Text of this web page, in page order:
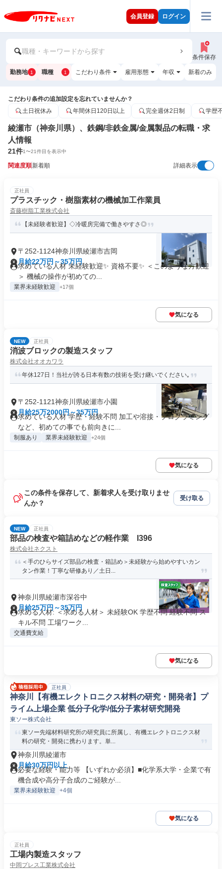
会員登録 ログイン
職種・キーワードから探す
条件保存
勤務地 1 職種 1 こだわり条件 雇用形態 年収 新着のみ
こだわり条件の追加設定を忘れていませんか？
土日祝休み
年間休日120日以上 完全週休2日制 学歴
綾瀬市（神奈川県）、鉄鋼/非鉄金属/金属製品の転職・求
人情報
21件1〜21件目を表示中
関連度順新着順 詳細表示
正社員
プラスチック・樹脂素材の機械加工作業員
斎藤樹脂工業株式会社
【未経験者歓迎】◇冷暖房完備で働きやすさ◎
〒252-1124神奈川県綾瀬市吉岡
月給22万円～35万円
求めている人材 未経験歓迎✨ 資格不要✨ ＜このような方歓迎
＞ 機械の操作が初めての...
業界未経験歓迎 +17個
気になる
NEW 正社員
消波ブロックの製造スタッフ
株式会社オオカワラ
年休127日！当社が誇る日本有数の技術を受け継いでください｡
〒252-1121神奈川県綾瀬市小園
月給25万2000円～35万円
求めている人材 学歴・経験不問 加工や溶接・プログラミング
など、初めての事でも前向きに...
制服あり 業界未経験歓迎 +24個
気になる
この条件を保存して、新着求人を受け取りませ
んか？
受け取る
NEW 正社員
部品の検査や箱詰めなどの軽作業 I396
株式会社ネクスト
＜手のひらサイズ部品の検査・箱詰め＞未経験から始めやすいカン
タン作業！丁寧な研修あり／土日...
神奈川県綾瀬市深谷中
月給25万円～35万円
求める人材: ＜求める人材＞ 未経験OK 学歴不問 経験不問 ス
キル不問 工場ワーク...
交通費支給
気になる
正社員
神奈川【有機エレクトロニクス材料の研究・開発者】プ
ライム上場企業 低分子化学/低分子素材研究開発
東ソー株式会社
東ソー先端材料研究所の研究員に所属し、有機エレクトロニクス材
料の研究・開発に携わります。単...
神奈川県綾瀬市
月給30万円以上
必要な経験・能力等 【いずれか必須】■化学系大学・企業で有
機合成や高分子合成のご経験が...
業界未経験歓迎 +4個
気になる
正社員
工場内製造スタッフ
中岡プレス工業株式会社